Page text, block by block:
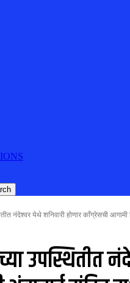
नंदेश्वर येथे शनिवारी होणार काँग्रेसची